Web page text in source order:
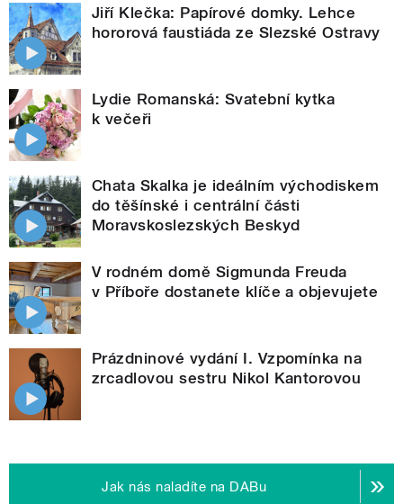
Jiří Klečka: Papírové domky. Lehce
hororová faustiáda ze Slezské Ostravy
Lydie Romanská: Svatební kytka
k večeři
Chata Skalka je ideálním východiskem
do těšínské i centrální části
Moravskoslezských Beskyd
V rodném domě Sigmunda Freuda
v Příboře dostanete klíče a objevujete
Prázdninové vydání I. Vzpomínka na
zrcadlovou sestru Nikol Kantorovou
Jak nás naladíte na DABu